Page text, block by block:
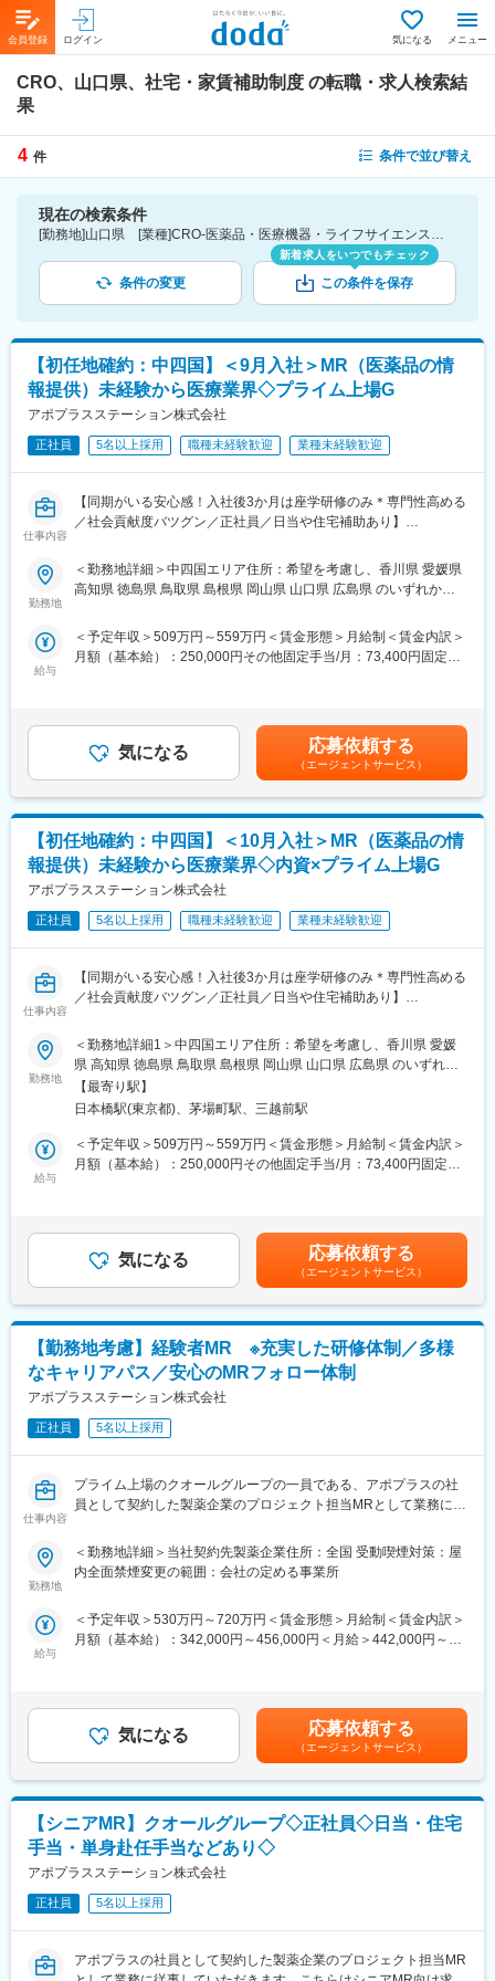
会員登録 ログイン 気になる メニュー
CRO、山口県、社宅・家賃補助制度 の転職・求人検索結
果
4 件 条件で並び替え
現在の検索条件
[勤務地]山口県 [業種]CRO-医薬品・医療機器・ライフサイエンス・医療系サービス [詳細条件](待遇・福利厚生)社宅・家賃補助制度
条件の変更
新着求人をいつでもチェック
この条件を保存
【初任地確約：中四国】＜9月入社＞MR（医薬品の情
報提供）未経験から医療業界◇プライム上場G
アポプラスステーション株式会社
正社員 5名以上採用 職種未経験歓迎 業種未経験歓迎
仕事内容
【同期がいる安心感！入社後3か月は座学研修のみ＊専門性高める
／社会貢献度バツグン／正社員／日当や住宅補助あり】
★本ポジションは、未経験から医療業界で活躍できます！
・医療を通じて社会に貢献したい
・内資系の安定企業で働きたい
という方にはおススメです！
MR（医薬情報担当者）として、ドクターや医薬品卸へ訪問、医薬
品に関する情報提供を行います。
＜MRとは＞
医薬品販売に際し、医師への医薬品の効果、効能、副作用を情報
提供がミッションです。
医薬品は「どの成分に、どのような効果があって、誰に使うと良
いのか」などの情報が付加されて、初めて効果的に使うことがで
きます。医師への適切な医薬品情報の提供を通じて、患者さんの
治療、地域医療課題に貢献することができます。
・入社から3か月間：座学研修（導入教育）のみ
└医薬品や医療業界、営業方法についての知識を身につけます。
わせて行う、MR認定試験に100％を担保する対策講座がありま
す。
・現場配属後も月1回以上の面談を設けており、成果を出すための
フォロー体制を整えております。
★入社同期がいるため、一緒に頑張れる環境です！専門性の高い
営業職が目指せます。
にくく、安定した売上を誇っています。
・当社は、東証プライム上場以来、10期連続で増収中のクオール
グループに属しており、主力事業を担っています。
＜社会貢献度の高さ＞
自身の売上・営業活動が患者さんのQOLの向上や病気から救うこ
とに繋がるため、やりがいをもって営業できます。
＜頑張りは適切に評価＞
成果に応じた評価制度が整っており、頑張り次第で大幅な年収UP
も目指せます。
■福利厚生（転勤を伴う場合）：
＜社宅制度（法人契約）＞
・入居時の引越し費用：会社負担（会社指定業者）
変更の範囲：会社の定める業務
勤務地
＜勤務地詳細＞中四国エリア住所：希望を考慮し、香川県 愛媛県
高知県 徳島県 鳥取県 島根県 岡山県 山口県 広島県 のいずれかに
定める事業所
給与
＜予定年収＞509万円～559万円＜賃金形態＞月給制＜賃金内訳＞
月額（基本給）：250,000円その他固定手当/月：73,400円固定残
どを考慮し、規定により決定します。※年収の他に別途日当（月額
3～4万円）・諸手当有昇給：年1回★頑張りに応じて年収UP★赴
任先の評価次第で大幅に年収をUPできます。（年2回業績給改
定）賃金はあくまでも目安の金額であり、選考を通じて上下する
可能性があります。月給(月額)は固定手当を含めた表記です。
気になる 応募依頼する
（エージェントサービス）
【初任地確約：中四国】＜10月入社＞MR（医薬品の情
報提供）未経験から医療業界◇内資×プライム上場G
アポプラスステーション株式会社
正社員 5名以上採用 職種未経験歓迎 業種未経験歓迎
仕事内容
【同期がいる安心感！入社後3か月は座学研修のみ＊専門性高める
／社会貢献度バツグン／正社員／日当や住宅補助あり】
★本ポジションは、未経験から医療業界で活躍できます！
・医療を通じて社会に貢献したい
・仕事を通じて学びを深め自己の成長を実感したい
・専門職として知識、技能を身に付けたい
・内資系の安定企業で働きたい
という方にはおススメです！
＜2人に1人は未経験入社、75%は異業種からの転職者です＞
品に関する情報提供を行います。
医薬品は「どの成分に、どのような効果があって、誰に使うと良
いのか」などの情報が付加されて、初めて効果的に使うことがで
きます。医師への適切な医薬品情報の提供を通じて、患者さんの
治療、地域医療課題に貢献することができます。
■安心の研修体制：
・入社から3か月間：座学研修（導入教育）のみ
└医薬品や医療業界、営業方法についての知識を身につけます。
・導入教育終了後は、Web講義、e-Learning、集合研修を組み合
わせて行う、MR認定試験に100％を担保する対策講座がありま
・現場配属後も月1回以上の面談を設けており、成果を出すための
フォロー体制を整えております。
営業職が目指せます。
にくく、安定した売上を誇っています。
・当社は、東証プライム上場以来、10期連続で増収中のクオール
グループに属しており、主力事業を担っています。
＜社会貢献度の高さ＞
自身の売上・営業活動が患者さんのQOLの向上や病気から救うこ
とに繋がるため、やりがいをもって営業できます。
＜頑張りは適切に評価＞
成果に応じた評価制度が整っており、頑張り次第で大幅な年収UP
も目指せます。
■福利厚生（転勤を伴う場合）：
＜社宅制度（法人契約）＞
勤務地
＜勤務地詳細1＞中四国エリア住所：希望を考慮し、香川県 愛媛
県 高知県 徳島県 鳥取県 島根県 岡山県 山口県 広島県 のいずれか
に配属致します。受動喫煙対策：屋内全面禁煙＜勤務地詳細2＞本
社住所：東京都中央区日本橋2-14-1 フロントプレイス日本橋勤務
り変更の範囲：会社の定める事業所
【最寄り駅】
日本橋駅(東京都)、茅場町駅、三越前駅
給与
＜予定年収＞509万円～559万円＜賃金形態＞月給制＜賃金内訳＞
月額（基本給）：250,000円その他固定手当/月：73,400円固定残
どを考慮し、規定により決定します。※年収の他に別途日当（月額
3～4万円）・諸手当有昇給：年1回★頑張りに応じて年収UP★赴
任先の評価次第で大幅に年収をUPできます。（年2回業績給改
定）賃金はあくまでも目安の金額であり、選考を通じて上下する
可能性があります。月給(月額)は固定手当を含めた表記です。
気になる 応募依頼する
（エージェントサービス）
【勤務地考慮】経験者MR ※充実した研修体制／多様
なキャリアパス／安心のMRフォロー体制
アポプラスステーション株式会社
正社員 5名以上採用
仕事内容
プライム上場のクオールグループの一員である、アポプラスの社
員として契約した製薬企業のプロジェクト担当MRとして業務に従
当社は「ひとり一人の資質向上とありたい姿の実現を」という方
針を掲げ、育成プログラムの充実やMRのフォロー体制に力を入れ
■当社の魅力：
慢性疾患など幅広い知識を身に着けていただき、基盤が整った後
専門領域プログラムにチャレンジできます。本プログラムでは集
合研修（症例検討など）のほか、学会聴講、専門医とのロープレ
試験など、個人の自己学習だけでは身に着けることが難しい深い
知見を身に着けることが可能です。また、取得した知識が発揮で
きるプロジェクトに配属できるよう、全社でバックアップしてい
ます。
(2)トップクラスの契約メーカー数：同業他社と比較しても、多く
のプロジェクト数があり、様々なご経験を活かしていただくこと
が可能です。20代～60代までの幅広い年代のMRの方が活躍され
環境が整っています。
勤務地
＜勤務地詳細＞当社契約先製薬企業住所：全国 受動喫煙対策：屋
内全面禁煙変更の範囲：会社の定める事業所
給与
＜予定年収＞530万円～720万円＜賃金形態＞月給制＜賃金内訳＞
月額（基本給）：342,000円～456,000円＜月給＞442,000円～
などを考慮し、規定により決定します。昇給：年1回【年収例】手
当・日当含む750万円／ＭＲ（33歳）入社1年目賃金はあくまでも
目安の金額であり、選考を通じて上下する可能性があります。月
給(月額)は固定手当を含めた表記です。
気になる 応募依頼する
（エージェントサービス）
【シニアMR】クオールグループ◇正社員◇日当・住宅
手当・単身赴任手当などあり◇
アポプラスステーション株式会社
正社員 5名以上採用
アポプラスの社員として契約した製薬企業のプロジェクト担当MR